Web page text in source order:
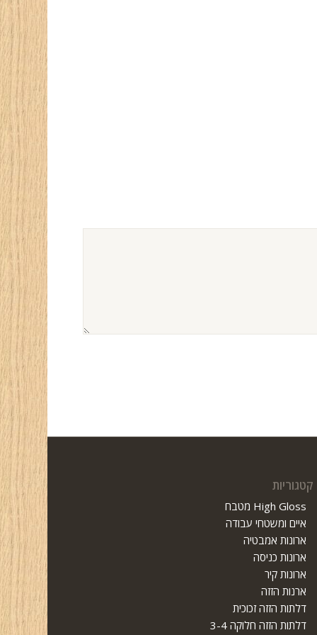
קטגוריות
High Gloss מטבח
איים ומשטחי עבודה
ארונות אמבטיה
ארונות כניסה
ארונות קיר
ארנות הזזה
דלתות הזזה זכוכית
דלתות הזזה חלוקה 3-4